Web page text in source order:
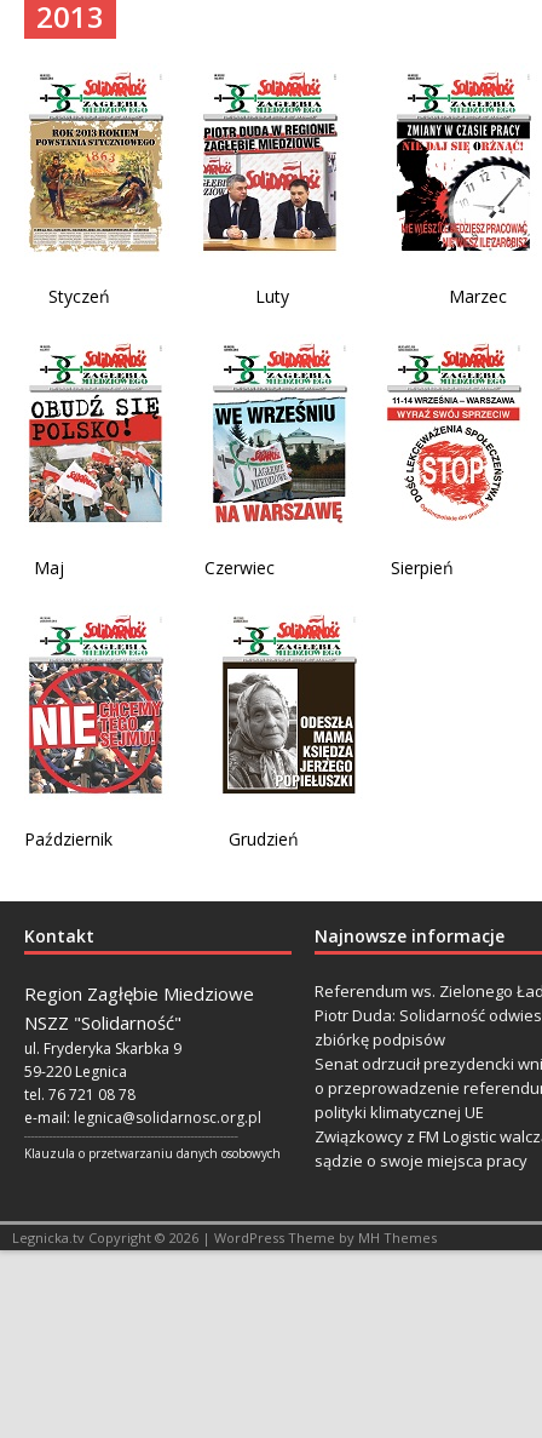
2013
Styczeń Luty Marzec
Maj Czerwiec Sierpień
Październik Grudzień
Kontakt
Region Zagłębie Miedziowe
NSZZ "Solidarność"
ul. Fryderyka Skarbka 9
59-220 Legnica
tel. 76 721 08 78
e-mail: legnica@solidarnosc.org.pl
Klauzula o przetwarzaniu danych osobowych
Najnowsze informacje
Referendum ws. Zielonego
Piotr Duda: Solidarność
zbiórkę podpisów
Senat odrzucił prezydencki
o przeprowadzenie
polityki klimatycznej UE
Związkowcy z FM Logistic
sądzie o swoje miejsca pracy
Legnicka.tv Copyright © 2026 | WordPress Theme by MH Themes